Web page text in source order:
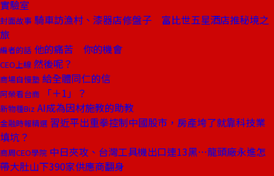
實驗室
封面故事 騎車訪漁村、漆器店修盤子 富比世五星酒店推秘境之
旅
編者的話 他的痛苦 你的機會
CEO上線 然後呢？
商場自慢塾 給全體同仁的信
阿榮看台商 「＋1」？
新物種Biz AI成為因材施教的助教
金融時報精選 習近平出重拳控制中國股市，房產垮了就靠科技業
填坑？
商周CEO學院 中日夾攻、台灣工具機出口連13黑⋯龍頭廠永進怎
帶大肚山下390家供應商翻身